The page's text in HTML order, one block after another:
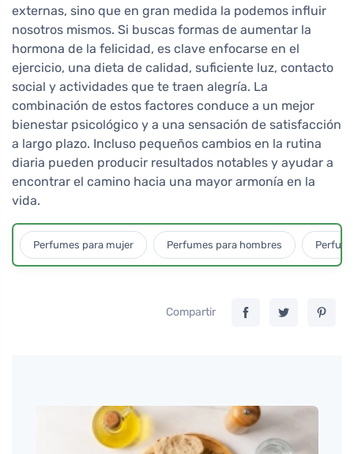
externas, sino que en gran medida la podemos influir
nosotros mismos. Si buscas formas de aumentar la
hormona de la felicidad, es clave enfocarse en el
ejercicio, una dieta de calidad, suficiente luz, contacto
social y actividades que te traen alegría. La
combinación de estos factores conduce a un mejor
bienestar psicológico y a una sensación de satisfacción
a largo plazo. Incluso pequeños cambios en la rutina
diaria pueden producir resultados notables y ayudar a
encontrar el camino hacia una mayor armonía en la
vida.
Perfumes para mujer Perfumes para hombres
Compartir